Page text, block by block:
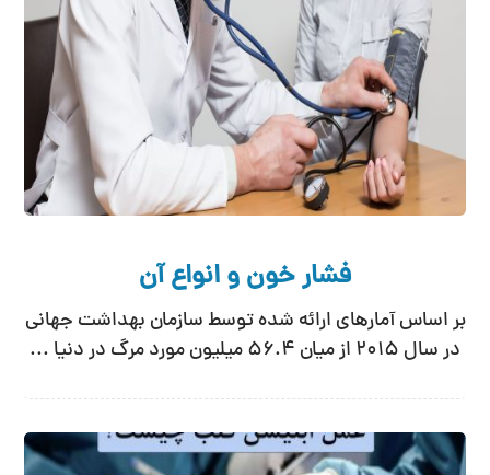
فشار خون و انواع آن
بر اساس آمارهای ارائه شده توسط سازمان بهداشت جهانی
در سال 2015 از میان 56.4 میلیون مورد مرگ در دنیا ...